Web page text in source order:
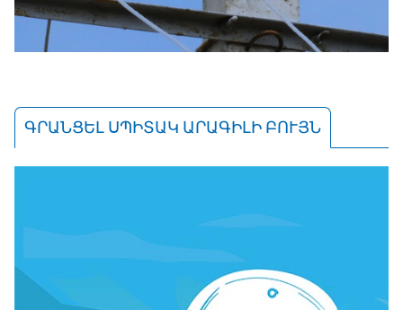
ԳՐԱՆՑԵԼ ՍՊԻՏԱԿ ԱՐԱԳԻԼԻ ԲՈՒՅՆ